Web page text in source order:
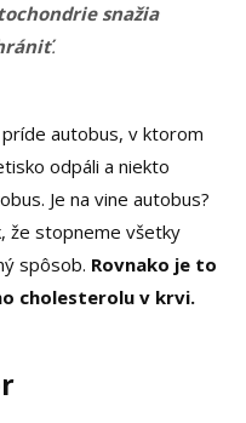
snažia
.
autobus, v ktorom
odpáli a niekto
Je na vine autobus?
že stopneme všetky
spôsob. Rovnako je to
cholesterolu v krvi.